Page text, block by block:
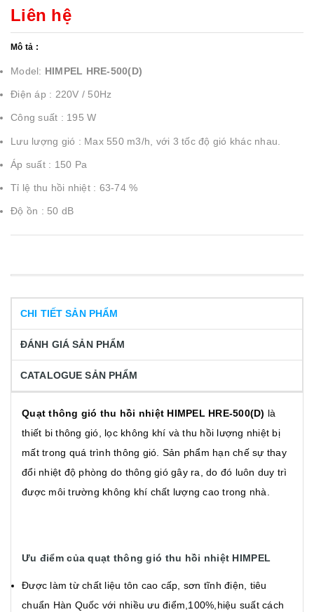
Liên hệ
Mô tả :
Model: HIMPEL HRE-500(D)
Điện áp : 220V / 50Hz
Công suất : 195 W
Lưu lượng gió : Max 550 m3/h, với 3 tốc độ gió khác nhau.
Áp suất : 150 Pa
Tỉ lệ thu hồi nhiệt : 63-74 %
Độ ồn : 50 dB
CHI TIẾT SẢN PHẨM
ĐÁNH GIÁ SẢN PHẨM
CATALOGUE SẢN PHẨM
Quạt thông gió thu hồi nhiệt HIMPEL HRE-500(D) là
thiết bi thông gió, lọc không khí và thu hồi lượng nhiệt bị
mất trong quá trình thông gió. Sản phẩm hạn chế sự thay
đổi nhiệt độ phòng do thông gió gây ra, do đó luôn duy trì
được môi trường không khí chất lượng cao trong nhà.
Ưu điểm của quạt thông gió thu hồi nhiệt HIMPEL
Được làm từ chất liệu tôn cao cấp, sơn tĩnh điện, tiêu
chuẩn Hàn Quốc với nhiều ưu điểm,100%,hiệu suất cách